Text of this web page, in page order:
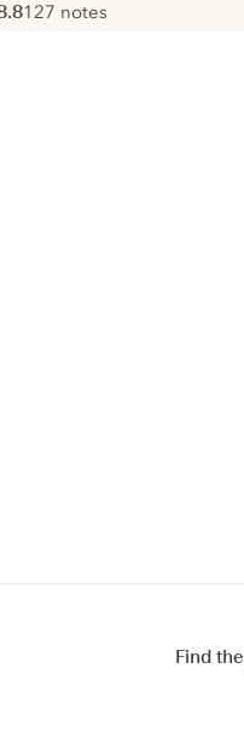
127 notes
Find the